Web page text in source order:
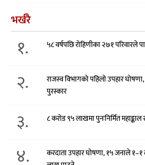
भर्खरै
१. ५८ वर्षपछि रोहिणीका २७१ परिवारले
२.
राजस्व विभागको पहिलो उपहार
पुरस्कार
३. ८ करोड ९५ लाखमा पुनःनिर्मित
४.
करदाता उपहार घोषणा, १५ जनाले